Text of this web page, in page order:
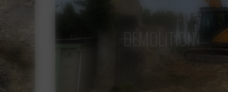
DÉMOLITION